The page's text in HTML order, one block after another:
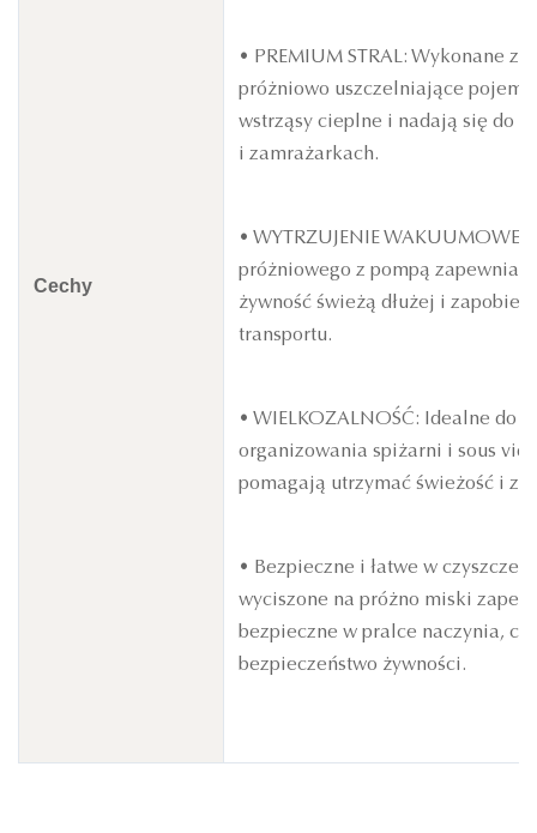
Cechy
• PREMIUM STRAL: Wykonane
próżniowo uszczelniające
wstrząsy cieplne i nadają się do
i zamrażarkach.
• WYTRZUJENIE
próżniowego z pompą
żywność świeżą dłużej i
transportu.
• WIELKOZALNOŚĆ: Idealne do
organizowania spiżarni i sous
pomagają utrzymać świeżość i
• Bezpieczne i łatwe w
wyciszone na próżno miski
bezpieczne w pralce naczynia,
bezpieczeństwo żywności.